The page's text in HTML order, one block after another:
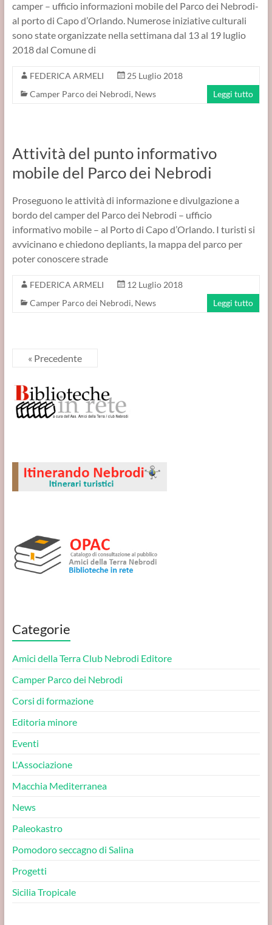
camper – ufficio informazioni mobile del Parco dei Nebrodi-
al porto di Capo d’Orlando. Numerose iniziative culturali
sono state organizzate nella settimana dal 13 al 19 luglio
2018 dal Comune di
FEDERICA ARMELI
25 Luglio 2018
Camper Parco dei Nebrodi, News Leggi tutto
Attività del punto informativo
mobile del Parco dei Nebrodi
Proseguono le attività di informazione e divulgazione a
bordo del camper del Parco dei Nebrodi – ufficio
informativo mobile – al Porto di Capo d’Orlando. I turisti si
avvicinano e chiedono depliants, la mappa del parco per
poter conoscere strade
FEDERICA ARMELI
12 Luglio 2018
Camper Parco dei Nebrodi, News Leggi tutto
« Precedente
Categorie
Amici della Terra Club Nebrodi Editore
Camper Parco dei Nebrodi
Corsi di formazione
Editoria minore
Eventi
L'Associazione
Macchia Mediterranea
News
Paleokastro
Pomodoro seccagno di Salina
Progetti
Sicilia Tropicale